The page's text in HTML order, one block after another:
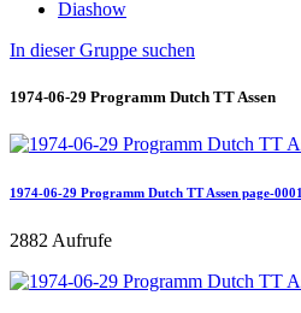
Diashow
In dieser Gruppe suchen
1974-06-29 Programm Dutch TT Assen
1974-06-29 Programm Dutch TT Assen page-0001
2882 Aufrufe